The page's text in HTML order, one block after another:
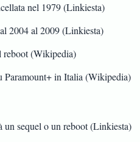
nel 1979 (Linkiesta)
2004 al 2009 (Linkiesta)
reboot (Wikipedia)
Paramount+ in Italia (Wikipedia)
un sequel o un reboot (Linkiesta)